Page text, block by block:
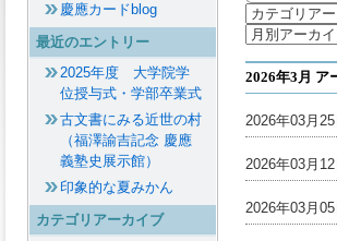
慶應カードblog
最近のエントリー
2025年度 大学院学
位授与式・学部卒業式
古文書にみる近世の村
（福澤諭吉記念 慶應
義塾史展示館）
印象的な夏みかん
カテゴリアーカイブ
2026年3月 ア
2026年03月25
2026年03月12
2026年03月05